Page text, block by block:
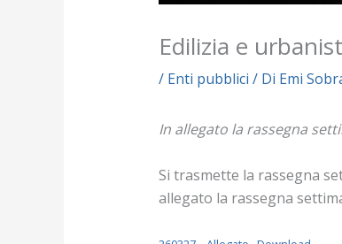
Edilizia e
/ Enti pubblici / Di Emi
In allegato la rassegna
Si trasmette la rassegna
allegato la rassegna